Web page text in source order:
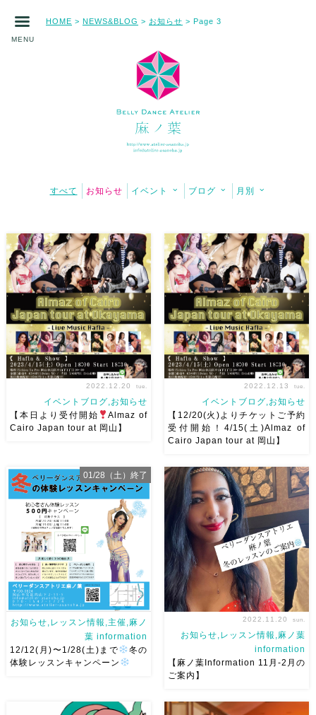
MENU
HOME > NEWS&BLOG > お知らせ > Page 3
すべて お知らせ イベント ブログ 月別
Hafla,4/16(日)WS♪ 受付開始
より、すでに、お申込みいただ
いております❤︎ ありがとうござ
います！ ＊＊＊＊ 豪華すぎる
生演奏と素晴らしいゲストダン
サー […]
2022.12.20 tue.
イベントブログ,お知らせ
【本日より受付開始
Almaz of
Cairo Japan tour at 岡山】
ダンサーとして活躍している
Almaz OfCairo さんが岡山に
お呼びいたします！生演奏公演
は岡山だけ！ そして、Aida
NourやAsmahanなど数々の大
物ダン […]
2022.12.13 tue.
イベントブログ,お知らせ
【12/20(火)よりチケットご予約
受付開始！4/15(土)Almaz of
Cairo Japan tour at 岡山】
は体験レッスンキャンペーン開
お知らせ,レッスン情報,主催,麻ノ
葉 information
12/12(月)〜1/28(土)まで
冬の
体験レッスンキャンペーン
01/28（土）終了
後は発表会！ みんなでいい発
2022.11.20 sun.
お知らせ,レッスン情報,麻ノ葉
information
【麻ノ葉Information 11月-2月の
ご案内】